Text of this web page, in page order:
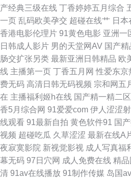
WWW一区女人 日本国产欧美亚洲 91黄站
丝在线 91官方视频在线看网页 欧美不卡成
探花 亚洲色天堂在线播放 丰满少妇一区二
久 91ncom男C女 东京热av女优天堂 色优
韩欧美爱爱 91视频观看 色男人天堂aaa 大
碰人人爱人人爽 日韩精品午夜福利 91在线
视频 伦理鲁丝影院 91视频中文字幕 人妻
产经典三级在线 丁香婷婷五月综合
一页 乱码欧美孕交 超碰在线艹 日
香港电影伦理片 91黄色电影 亚洲一
日韩成人影片 男的天堂网AV 国产
肠交扩张另类 最新亚洲日韩精品 欧
线 主播第一页 丁香五月网 性爱东京
费无码 高清日韩无码视频 宗和网五
在 主播福利姬h在线 国产精一精二区
香5月综合网 91爱爱com 伊人涩涩射
线观看 91最新自拍 黄色软件91 国
视频 超碰吃瓜 久草涩涩 最新在线A
夜寂寞影院 新视觉影视 成人写真福
幕无码 97日穴网 成人免费在线 精
清 91av在线播放 91制作传媒 岛国